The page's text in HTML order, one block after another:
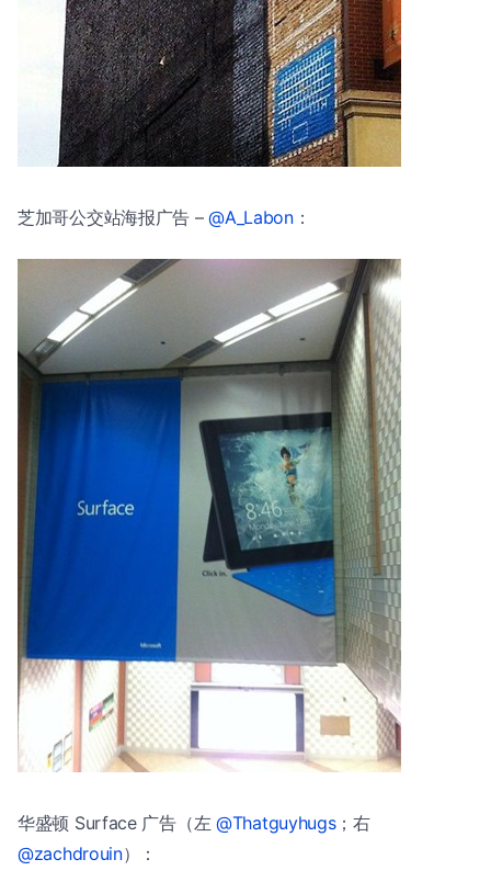
芝加哥公交站海报广告 –@A_Labon：
华盛顿 Surface 广告（左 @Thatguyhugs；右
@zachdrouin）：